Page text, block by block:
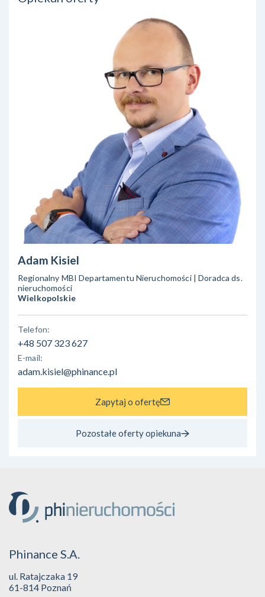
Adam Kisiel
Regionalny MBI Departamentu Nieruchomości | Doradca ds.
nieruchomości
Wielkopolskie
Telefon:
+48 507 323 627
E-mail:
adam.kisiel@phinance.pl
Zapytaj o ofertę
Pozostałe oferty opiekuna
Phinance S.A.
ul. Ratajczaka 19
61-814 Poznań